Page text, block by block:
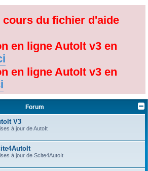
h
cours du fichier d'aide
en ligne AutoIt v3 en
en ligne AutoIt v3 en
Forum
V3
à jour de AutoIt
à jour de Scite4AutoIt